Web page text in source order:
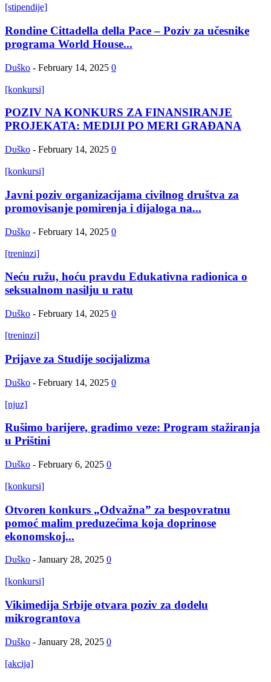
[stipendije]
Rondine Cittadella della Pace – Poziv za učesnike
programa World House...
Duško - February 14, 2025 0
[konkursi]
POZIV NA KONKURS ZA FINANSIRANJE
PROJEKATA: MEDIJI PO MERI GRAĐANA
Duško - February 14, 2025 0
[konkursi]
Javni poziv organizacijama civilnog društva za
promovisanje pomirenja i dijaloga na...
Duško - February 14, 2025 0
[treninzi]
Neću ružu, hoću pravdu Edukativna radionica o
seksualnom nasilju u ratu
Duško - February 14, 2025 0
[treninzi]
Prijave za Studije socijalizma
Duško - February 14, 2025 0
[njuz]
Rušimo barijere, gradimo veze: Program stažiranja
u Prištini
Duško - February 6, 2025 0
[konkursi]
Otvoren konkurs „Odvažna” za bespovratnu
pomoć malim preduzećima koja doprinose
ekonomskoj...
Duško - January 28, 2025 0
[konkursi]
Vikimedija Srbije otvara poziv za dodelu
mikrograntova
Duško - January 28, 2025 0
[akcija]